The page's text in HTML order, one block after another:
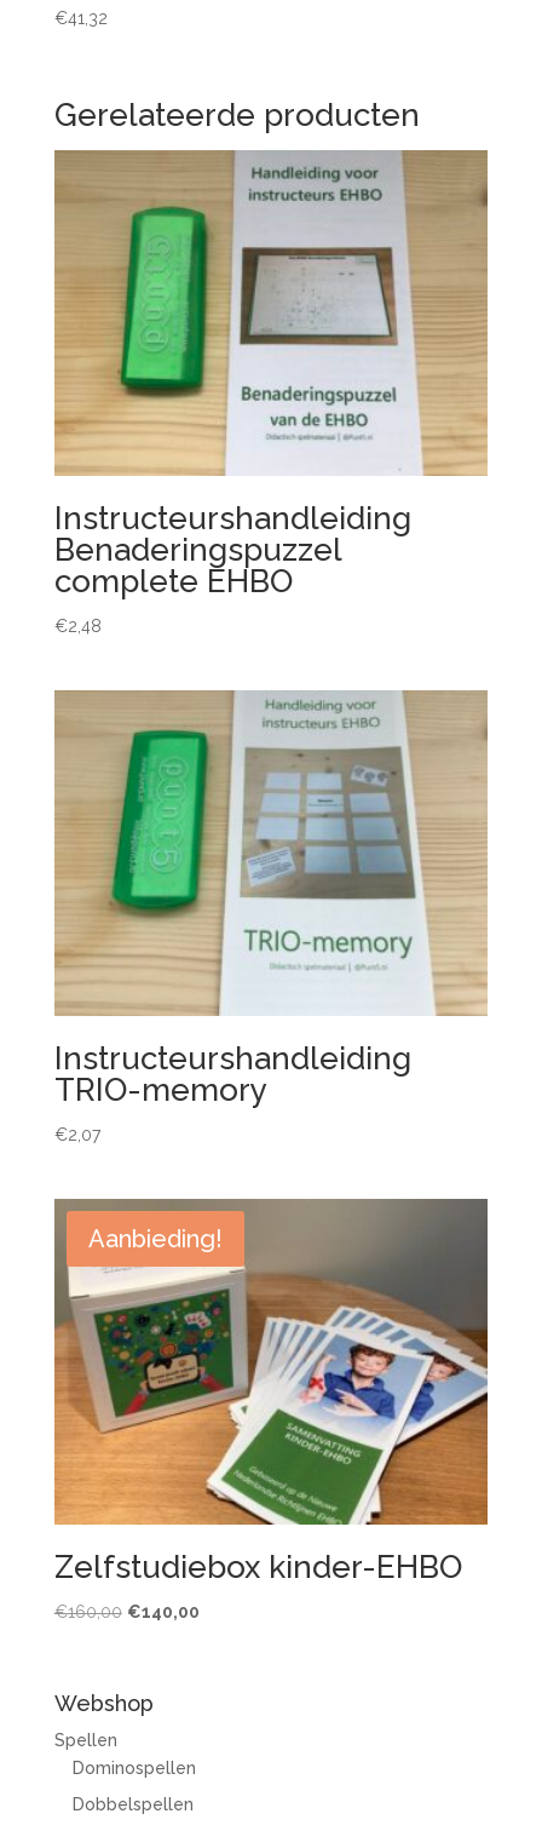
€41,32
Gerelateerde producten
Instructeurshandleiding
Benaderingspuzzel
complete EHBO
€2,48
Instructeurshandleiding
TRIO-memory
€2,07
Aanbieding!
Zelfstudiebox kinder-EHBO
€160,00 Oorspronkelijke
€140,00Huidige
Webshop
Spellen
Dominospellen
Dobbelspellen